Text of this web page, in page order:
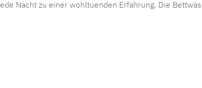
Nacht zu einer wohltuenden Erfahrung. Die